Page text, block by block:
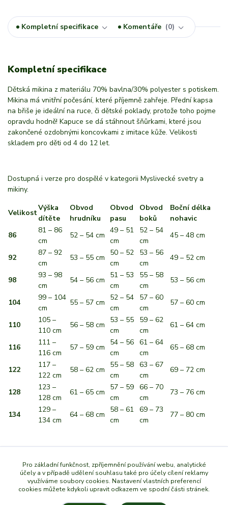
Kompletní specifikace Komentáře 0
Kompletní specifikace
Dětská mikina z materiálu 70% bavlna/30% polyester s potiskem.
Mikina má vnitřní počesání, které příjemně zahřeje. Přední kapsa
na břiše je ideální na ruce, či dětské poklady, protože toho pojme
opravdu hodně! Kapuce se dá stáhnout šňůrkami, které jsou
zakončené ozdobnými koncovkami z imitace kůže. Velikosti
skladem pro děti od 4 do 12 let.
Dostupná i verze pro dospělé v kategorii Myslivecké svetry a
mikiny.
Velikost
Výška
dítěte
Obvod
hrudníku
Obvod
pasu
Obvod
boků
Boční délka
nohavic
86
81 – 86
cm
52 – 54 cm
49 – 51
cm
52 – 54
cm
45 – 48 cm
92
87 – 92
cm
53 – 55 cm
50 – 52
cm
53 – 56
cm
49 – 52 cm
98
93 – 98
cm
54 – 56 cm
51 – 53
cm
55 – 58
cm
53 – 56 cm
104
99 – 104
cm
55 – 57 cm
52 – 54
cm
57 – 60
cm
57 – 60 cm
110
105 –
110 cm
56 – 58 cm
53 – 55
cm
59 – 62
cm
61 – 64 cm
116
111 –
116 cm
57 – 59 cm
54 – 56
cm
61 – 64
cm
65 – 68 cm
122
117 –
122 cm
58 – 62 cm
55 – 58
cm
63 – 67
cm
69 – 72 cm
128
123 –
128 cm
61 – 65 cm
57 – 59
cm
66 – 70
cm
73 – 76 cm
134
129 –
134 cm
64 – 68 cm
58 – 61
cm
69 – 73
cm
77 – 80 cm
Zboží zařazeno v kategoriích
Dětské svetry a mikinky
Pro základní funkčnost, zpříjemnění používání webu, analytické
účely a v případě udělení souhlasu také pro účely cílení reklamy
využíváme soubory cookies. Nastavení vlastních preferencí
cookies můžete kdykoli upravit odkazem ve spodní části stránek.